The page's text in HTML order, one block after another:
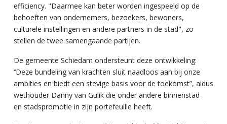
efficiency. "Daarmee kan beter worden ingespeeld op de
behoeften van ondernemers, bezoekers, bewoners,
culturele instellingen en andere partners in de stad", zo
stellen de twee samengaande partijen.
De gemeente Schiedam ondersteunt deze ontwikkeling:
‘‘Deze bundeling van krachten sluit naadloos aan bij onze
ambities en biedt een stevige basis voor detoekomst”, aldus
wethouder Danny van Gulik die onder andere binnenstad
en stadspromotie in zijn portefeuille heeft.